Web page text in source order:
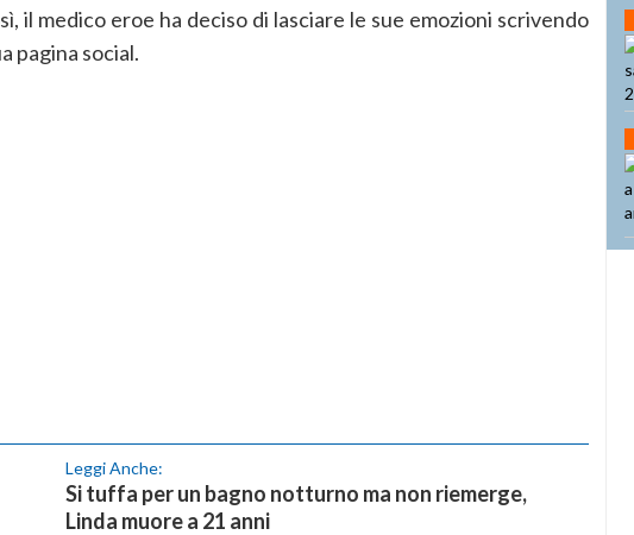
il medico eroe ha deciso di lasciare le sue emozioni scrivendo
pagina social.
Leggi Anche:
Si tuffa per un bagno notturno ma non riemerge,
Linda muore a 21 anni